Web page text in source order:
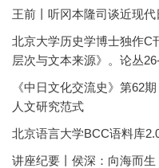
王前丨听冈本隆司谈近现
北京大学历史学博士独作C
层次与文本来源》。论丛
《中日文化交流史》第62
人文研究范式
北京语言大学BCC语料库
讲座纪要丨侯深：向海而